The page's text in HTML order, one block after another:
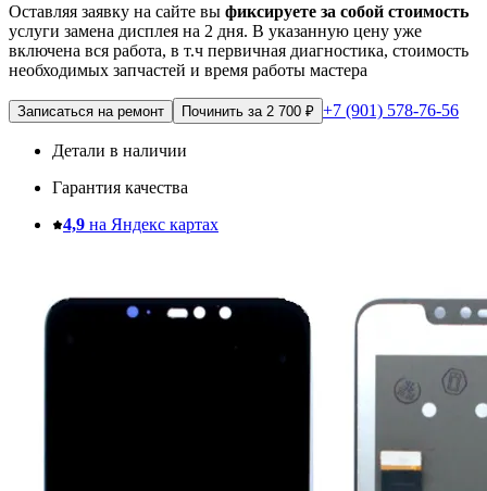
Оставляя заявку на сайте вы фиксируете за собой стоимость
услуги замена дисплея на 2 дня. В указанную цену уже
включена вся работа, в т.ч первичная диагностика, стоимость
необходимых запчастей и время работы мастера
Записаться на ремонт Починить за 2 700 ₽ +7 (901) 578-76-56
Детали в наличии
Гарантия качества
4,9 на Яндекс картах